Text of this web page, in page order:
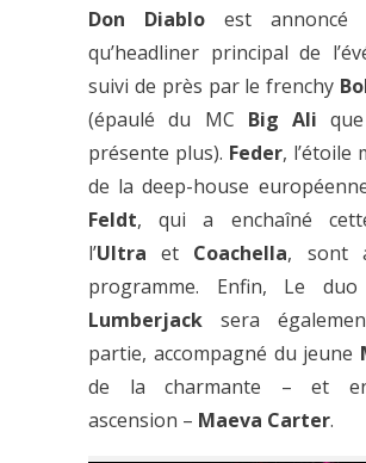
Don Diablo est annoncé
qu’headliner principal de
suivi de près par le frenchy
(épaulé du MC Big Ali
présente plus). Feder, l’étoile
de la deep-house
Feldt, qui a enchaîné
l’Ultra et Coachella, sont
programme. Enfin, Le duo
Lumberjack sera
partie, accompagné du jeune
de la charmante – et
ascension – Maeva Carter.